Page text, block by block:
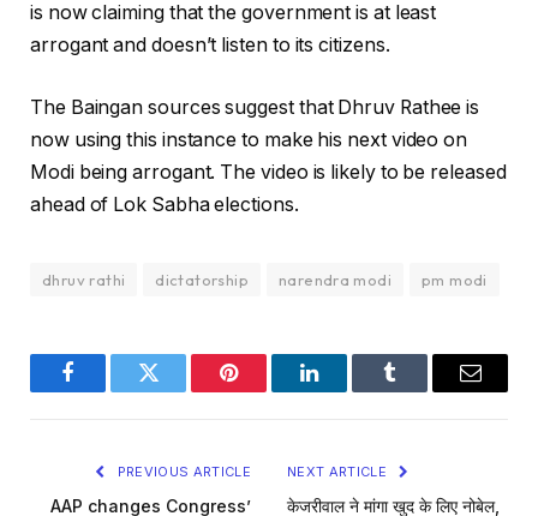
is now claiming that the government is at least
arrogant and doesn’t listen to its citizens.
The Baingan sources suggest that Dhruv Rathee is
now using this instance to make his next video on
Modi being arrogant. The video is likely to be released
ahead of Lok Sabha elections.
dhruv rathi dictatorship narendra modi pm modi
FacebookTwitter Pinterest LinkedInTumblr Email
PREVIOUS ARTICLE
AAP changes Congress’
NEXT ARTICLE
केजरीवाल ने मांगा खुद के लिए नोबेल,